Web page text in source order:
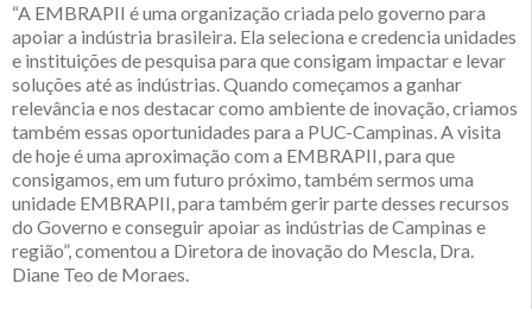
“A EMBRAPII é uma organização criada pelo governo para
apoiar a indústria brasileira. Ela seleciona e credencia unidades
e instituições de pesquisa para que consigam impactar e levar
soluções até as indústrias. Quando começamos a ganhar
relevância e nos destacar como ambiente de inovação, criamos
também essas oportunidades para a PUC-Campinas. A visita
de hoje é uma aproximação com a EMBRAPII, para que
consigamos, em um futuro próximo, também sermos uma
unidade EMBRAPII, para também gerir parte desses recursos
do Governo e conseguir apoiar as indústrias de Campinas e
região”, comentou a Diretora de inovação do Mescla, Dra.
Diane Teo de Moraes.